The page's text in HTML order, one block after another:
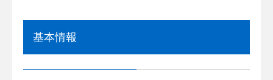
基本情報